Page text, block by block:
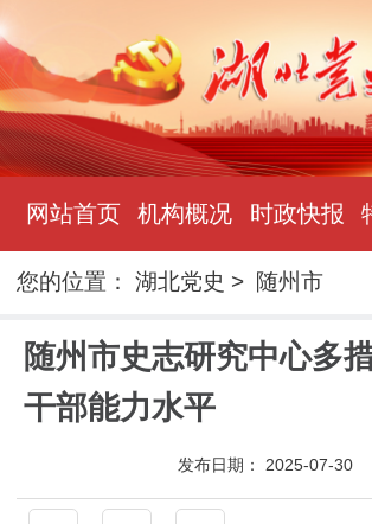
网站首页 机构概况 时政快报
您的位置：湖北党史 > 随州市
随州市史志研究中心多
干部能力水平
发布日期： 2025-07-30